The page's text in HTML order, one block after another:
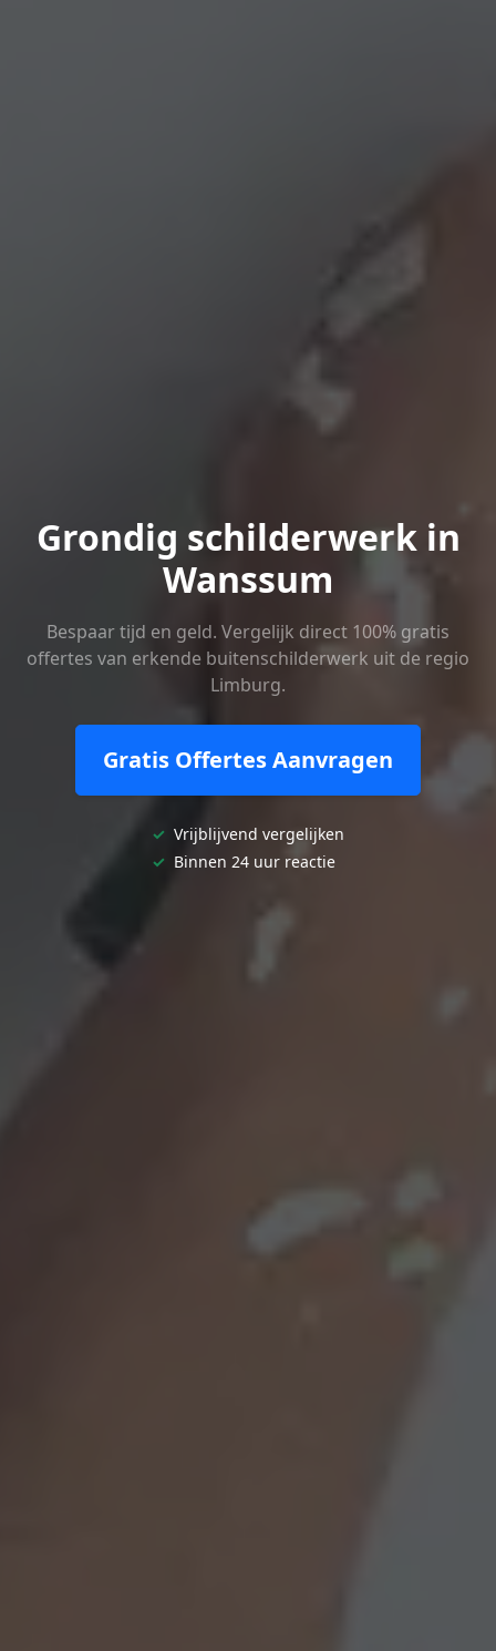
Grondig schilderwerk in
Wanssum
Bespaar tijd en geld. Vergelijk direct 100% gratis
offertes van erkende buitenschilderwerk uit de regio
Limburg.
Gratis Offertes Aanvragen
✓ Vrijblijvend vergelijken
✓ Binnen 24 uur reactie